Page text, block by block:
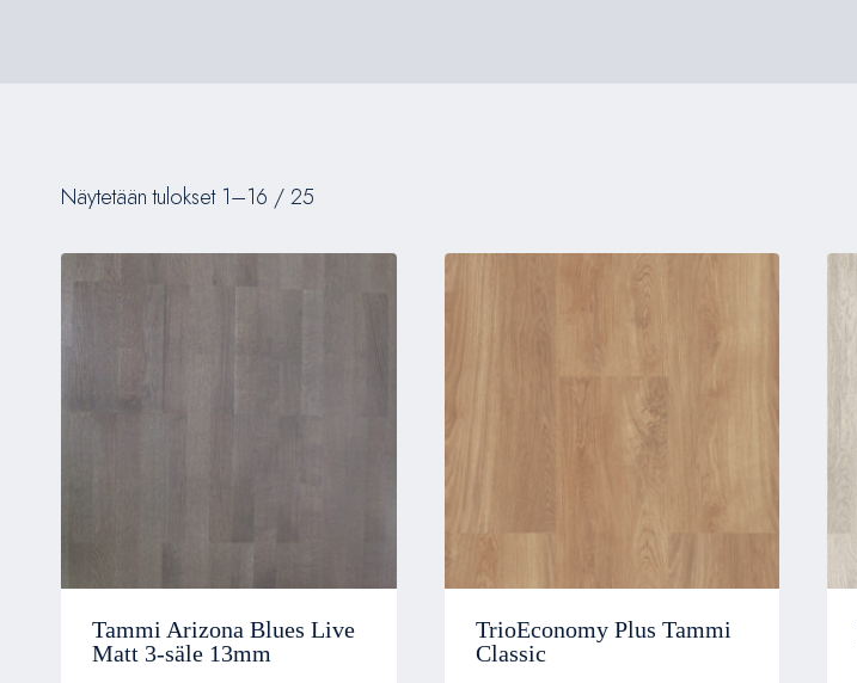
Näytetään tulokset 1–16 / 25
Tammi Arizona Blues Live
Matt 3-säle 13mm
TrioEconomy Plus Tammi
Classic